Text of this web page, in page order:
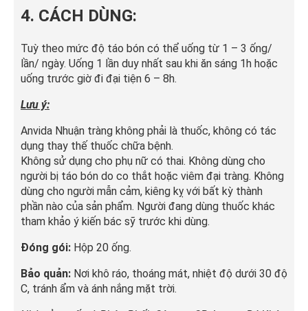
4. CÁCH DÙNG:
Tuỳ theo mức độ táo bón có thể uống từ 1 – 3 ống/
lần/ ngày. Uống 1 lần duy nhất sau khi ăn sáng 1h hoặc
uống trước giờ đi đại tiện 6 – 8h.
Lưu ý:
Anvida Nhuận tràng không phải là thuốc, không có tác
dụng thay thế thuốc chữa bệnh.
Không sử dụng cho phụ nữ có thai. Không dùng cho
người bị táo bón do co thắt hoặc viêm đại tràng. Không
dùng cho người mẫn cảm, kiêng kỵ với bất kỳ thành
phần nào của sản phẩm. Người đang dùng thuốc khác
tham khảo ý kiến bác sỹ trước khi dùng.
Đóng gói: Hộp 20 ống.
Bảo quản: Nơi khô ráo, thoáng mát, nhiệt độ dưới 30 độ
C, tránh ẩm và ánh nắng mặt trời.